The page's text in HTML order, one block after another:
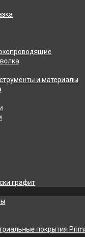
и материалы
графит
покрытия